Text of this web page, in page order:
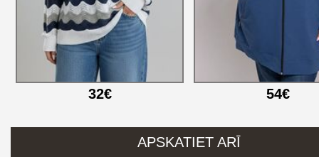
32€ 54€
APSKATIET ARĪ